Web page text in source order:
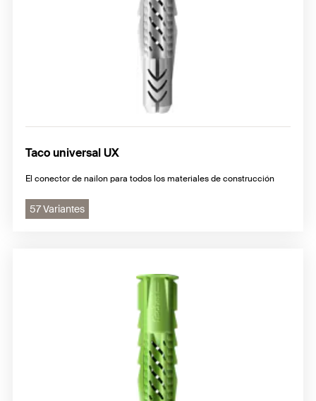
Taco universal UX
El conector de nailon para todos los materiales de construcción
57 Variantes